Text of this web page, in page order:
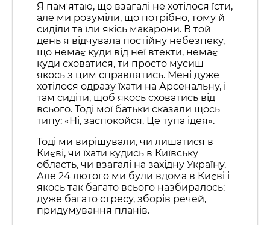
Я памʼятаю, що взагалі не хотілося їсти,
але ми розуміли, що потрібно, тому й
сиділи та їли якісь макарони. В той
день я відчувала постійну небезпеку,
що немає куди від неї втекти, немає
куди сховатися, ти просто мусиш
якось з цим справлятись. Мені дуже
хотілося одразу їхати на Арсенальну, і
там сидіти, щоб якось сховатись від
всього. Тоді мої батьки сказали щось
типу: «Ні, заспокойся. Це тупа ідея».
Тоді ми вирішували, чи лишатися в
Києві, чи їхати кудись в Київську
область, чи взагалі на західну Україну.
Але 24 лютого ми були вдома в Києві і
якось так багато всього назбиралось:
дуже багато стресу, зборів речей,
придумування планів.